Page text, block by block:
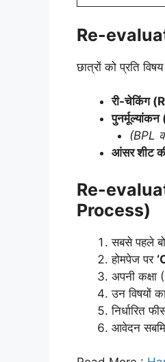
Re-
छात्रों को प्रति
री-चेकिंग
(BPL
आंसर शीट
Re-
Process)
सबसे पहले
होमपेज पर
अपनी
उन विषयों
निर्धारित
आवेदन